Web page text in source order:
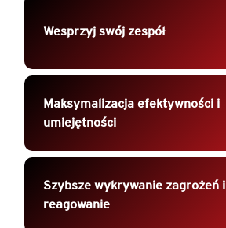
Wesprzyj swój zespół
Maksymalizacja efektywności i
umiejętności
Szybsze wykrywanie zagrożeń i
reagowanie